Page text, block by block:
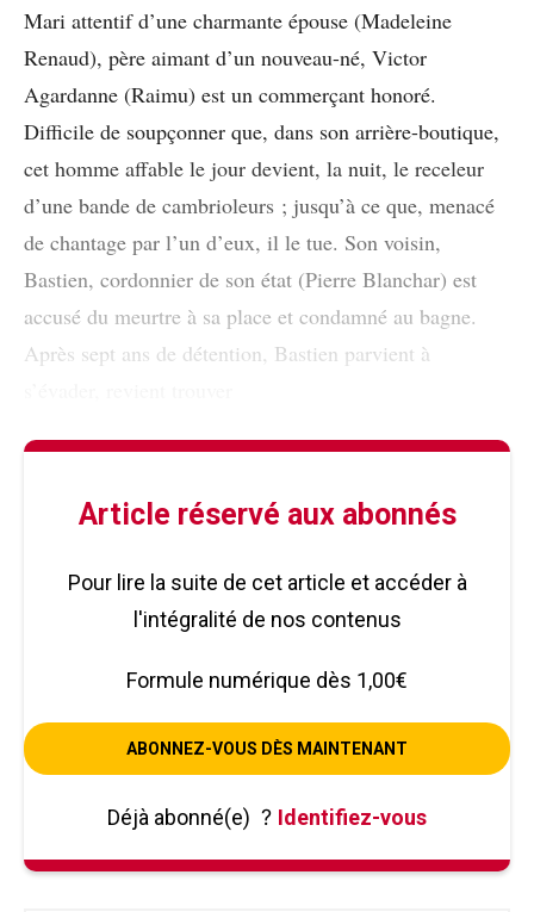
Mari attentif d’une charmante épouse (Madeleine
Renaud), père aimant d’un nouveau-né, Victor
Agardanne (Raimu) est un commerçant honoré.
Difficile de soupçonner que, dans son arrière-boutique,
cet homme affable le jour devient, la nuit, le receleur
d’une bande de cambrioleurs ; jusqu’à ce que, menacé
de chantage par l’un d’eux, il le tue. Son voisin,
Bastien, cordonnier de son état (Pierre Blanchar) est
accusé du meurtre à sa place et condamné au bagne.
Après sept ans de détention, Bastien parvient à
Article réservé aux abonnés
Pour lire la suite de cet article et accéder à
l'intégralité de nos contenus
Formule numérique dès 1,00€
ABONNEZ-VOUS DÈS MAINTENANT
Déjà abonné(e) ? Identifiez-vous